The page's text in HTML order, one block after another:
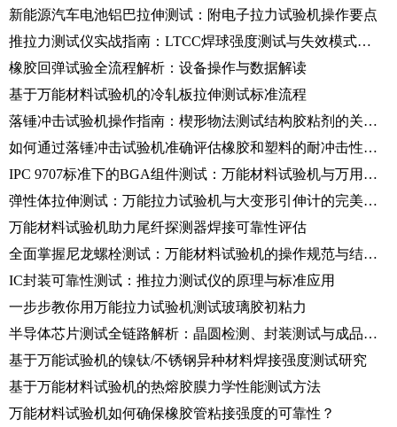
新能源汽车电池铝巴拉伸测试：附电子拉力试验机操作要点
推拉力测试仪实战指南：LTCC焊球强度测试与失效模式研究
橡胶回弹试验全流程解析：设备操作与数据解读
基于万能材料试验机的冷轧板拉伸测试标准流程
落锤冲击试验机操作指南：楔形物法测试结构胶粘剂的关键步骤
如何通过落锤冲击试验机准确评估橡胶和塑料的耐冲击性能？
IPC 9707标准下的BGA组件测试：万能材料试验机与万用表的数据采集与分析
弹性体拉伸测试：万能拉力试验机与大变形引伸计的完美搭配
万能材料试验机助力尾纤探测器焊接可靠性评估
全面掌握尼龙螺栓测试：万能材料试验机的操作规范与结果分析
IC封装可靠性测试：推拉力测试仪的原理与标准应用
一步步教你用万能拉力试验机测试玻璃胶初粘力
半导体芯片测试全链路解析：晶圆检测、封装测试与成品验证
基于万能试验机的镍钛/不锈钢异种材料焊接强度测试研究
基于万能材料试验机的热熔胶膜力学性能测试方法
万能材料试验机如何确保橡胶管粘接强度的可靠性？